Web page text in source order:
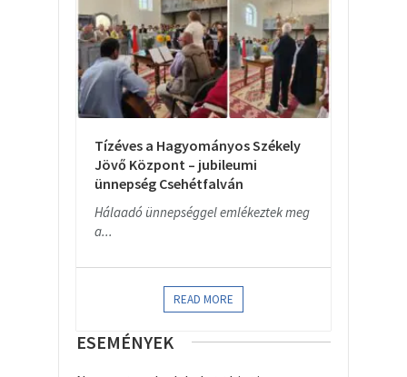
Tízéves a Hagyományos Székely
Jövő Központ – jubileumi
ünnepség Csehétfalván
Hálaadó ünnepséggel emlékeztek meg
a...
READ MORE
ESEMÉNYEK